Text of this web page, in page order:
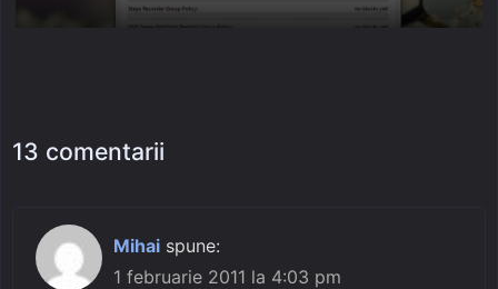
13 comentarii
Mihai spune:
1 februarie 2011 la 4:03 pm